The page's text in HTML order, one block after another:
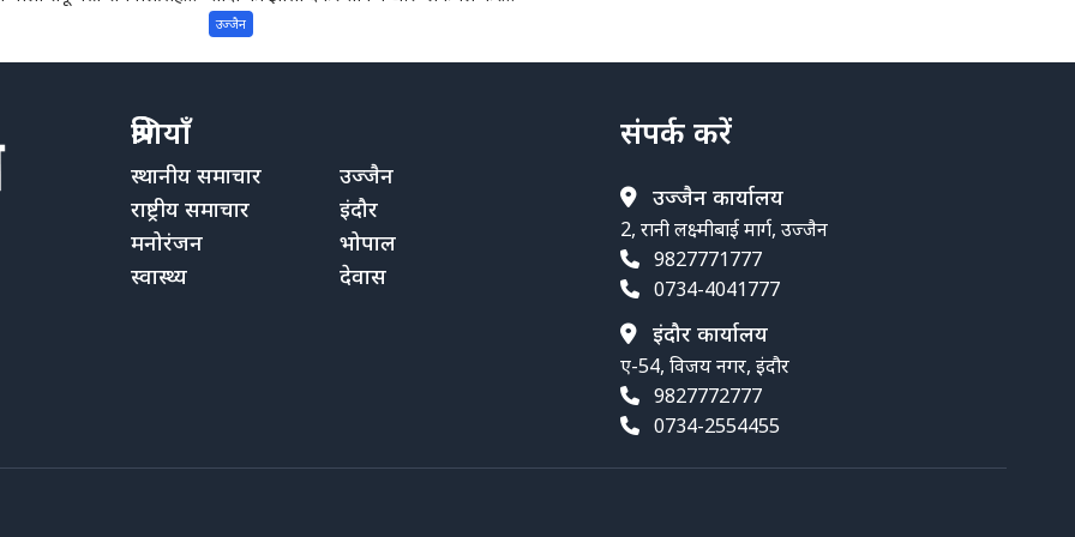
वाले...
उज्जैन
श्रेणियाँ
स्थानीय समाचार
राष्ट्रीय समाचार
मनोरंजन
स्वास्थ्य
उज्जैन
इंदौर
भोपाल
देवास
संपर्क करें
उज्जैन कार्यालय
2, रानी लक्ष्मीबाई मार्ग, उज्जैन
9827771777
0734-4041777
इंदौर कार्यालय
ए-54, विजय नगर, इंदौर
9827772777
0734-2554455